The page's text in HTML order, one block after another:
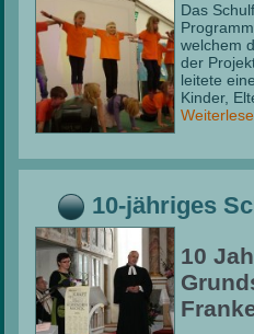
Das
welchem
der
leitete
Kinder,
10-jähriges
10